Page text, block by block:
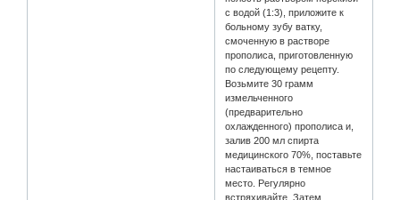
с водой (1:3), приложите к
больному зубу ватку,
смоченную в растворе
прополиса, приготовленную
по следующему рецепту.
Возьмите 30 грамм
измельченного
(предварительно
охлажденного) прополиса и,
залив 200 мл спирта
медицинского 70%, поставьте
настаиваться в темное
место. Регулярно
встряхивайте. Затем